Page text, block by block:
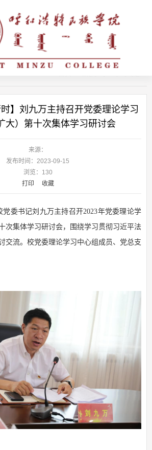
时】刘九万主持召开党委理论学习
大）第十次集体学习研讨会
来源：
发布时间：2023-09-15
浏览：
130
打印
收藏
党委书记刘九万主持召开2023年党委理论学
次集体学习研讨会，围绕学习贯彻习近平法
交流。校党委理论学习中心组成员、党总支